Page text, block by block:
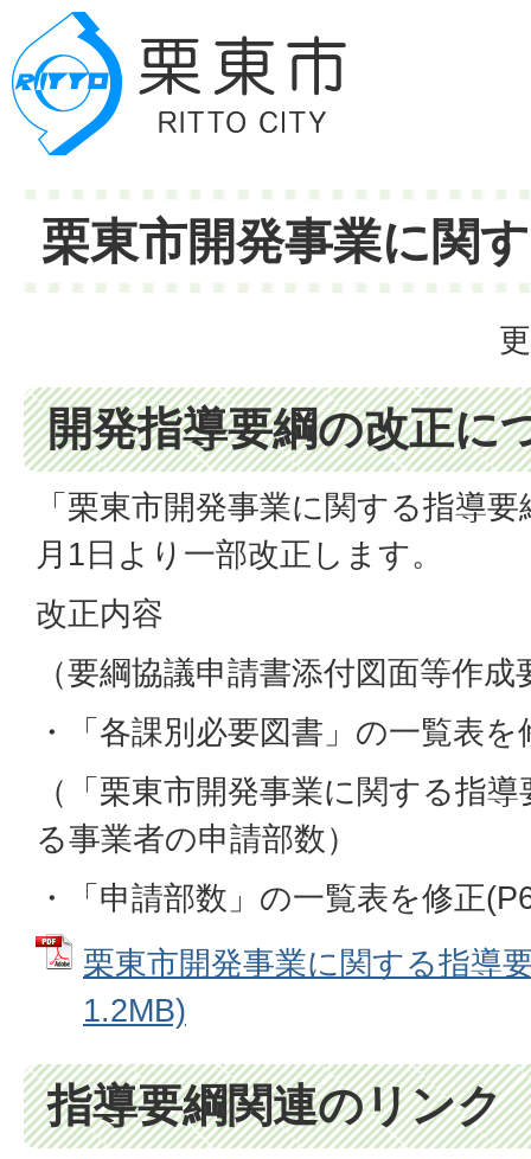
栗東市開発事業に関
開発指導要綱の改正に
「栗東市開発事業に関する指導
月1日より一部改正します。
改正内容
（要綱協議申請書添付図面等作成
・「各課別必要図書」の一覧表
（「栗東市開発事業に関する指
る事業者の申請部数）
・「申請部数」の一覧表を修正
栗東市開発事業に関する指導
1.2MB)
指導要綱関連のリンク